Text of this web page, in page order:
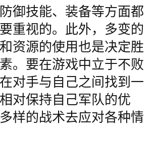
御技能、装备等方面都
重视的。此外，多变的
资源的使用也是决定胜
。要在游戏中立于不败
对手与自己之间找到一
对保持自己军队的优
样的战术去应对各种情